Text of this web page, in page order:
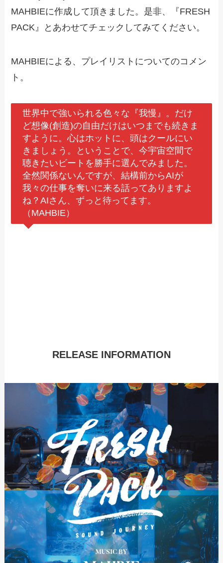
MAHBIEに作成して頂きました。是非、『FRESH
PACK』とあわせてチェックしてみてください。
MAHBIEによる、プレイリストについてのコメン
ト。
世界中で強いられる色々な『我慢』。だけ
ど想像(創造)の自由だけはいつまでも続きま
すように。心はホットに、頭はクールにい
きましょう。ということで、今宇宙空間で
聴きたいビートを勝手に選んでみました。
全然関係ないんですが、結構前からAIが
我々の仕事を奪いに来る話ってありますよ
ね？AIさん、ずっと待ってます。
（MAHBIE）
RELEASE INFORMATION